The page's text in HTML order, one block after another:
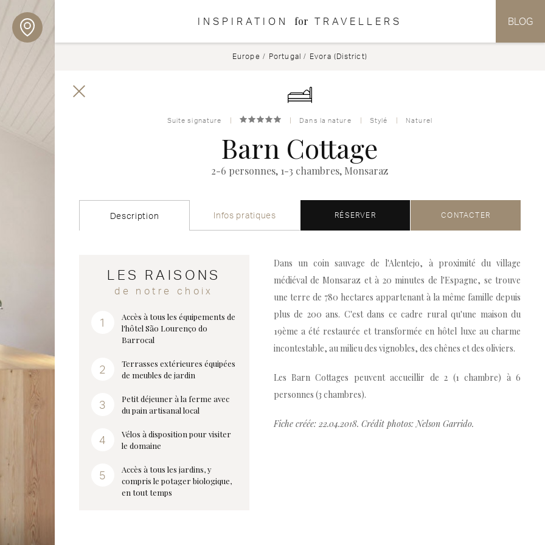
INSPIRATION for TRAVELLERS BLOG
Europe / Portugal / Evora (District)
Suite signature Dans la nature Stylé Naturel
Barn Cottage
2-6 personnes, 1-3 chambres, Monsaraz
Description Infos pratiques RÉSERVER CONTACTER
LES RAISONS
de notre choix
Accès à tous les équipements de
l'hôtel São Lourenço do
Barrocal
Terrasses extérieures équipées
de meubles de jardin
Petit déjeuner à la ferme avec
du pain artisanal local
Vélos à disposition pour visiter
le domaine
Accès à tous les jardins, y
compris le potager biologique,
en tout temps
Dans un coin sauvage de l'Alentejo, à proximité du village
médiéval de Monsaraz et à 20 minutes de l'Espagne, se trouve
une terre de 780 hectares appartenant à la même famille depuis
plus de 200 ans. C'est dans ce cadre rural qu'une maison du
19ème a été restaurée et transformée en hôtel luxe au charme
incontestable, au milieu des vignobles, des chênes et des oliviers.
Les Barn Cottages peuvent accueillir de 2 (1 chambre) à 6
personnes (3 chambres).
Fiche créée: 22.04.2018. Crédit photos: Nelson Garrido.